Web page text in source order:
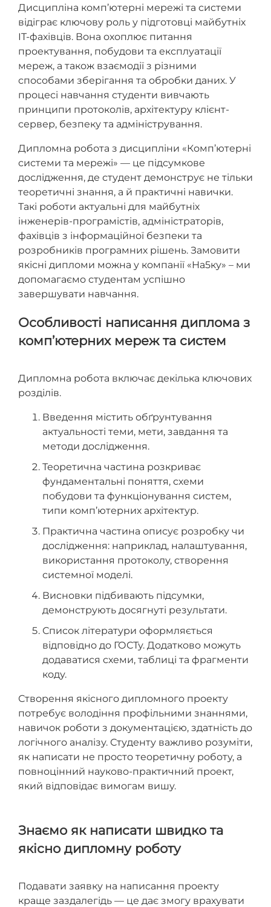
Дисципліна комп’ютерні мережі та системи
відіграє ключову роль у підготовці майбутніх
IT-фахівців. Вона охоплює питання
проектування, побудови та експлуатації
мереж, а також взаємодії з різними
способами зберігання та обробки даних. У
процесі навчання студенти вивчають
принципи протоколів, архітектуру клієнт-
сервер, безпеку та адміністрування.
Дипломна робота з дисципліни «Комп’ютерні
системи та мережі» — це підсумкове
дослідження, де студент демонструє не тільки
теоретичні знання, а й практичні навички.
Такі роботи актуальні для майбутніх
інженерів-програмістів, адміністраторів,
фахівців з інформаційної безпеки та
розробників програмних рішень. Замовити
якісні дипломи можна у компанії «На5ку» – ми
допомагаємо студентам успішно
завершувати навчання.
Особливості написання диплома з
комп’ютерних мереж та систем
Дипломна робота включає декілька ключових
розділів.
Введення містить обґрунтування
актуальності теми, мети, завдання та
методи дослідження.
Теоретична частина розкриває
фундаментальні поняття, схеми
побудови та функціонування систем,
типи комп’ютерних архітектур.
Практична частина описує розробку чи
дослідження: наприклад, налаштування,
використання протоколу, створення
системної моделі.
Висновки підбивають підсумки,
демонструють досягнуті результати.
Список літератури оформляється
відповідно до ГОСТу. Додатково можуть
додаватися схеми, таблиці та фрагменти
коду.
Створення якісного дипломного проекту
потребує володіння профільними знаннями,
навичок роботи з документацією, здатність до
логічного аналізу. Студенту важливо розуміти,
як написати не просто теоретичну роботу, а
повноцінний науково-практичний проект,
який відповідає вимогам вишу.
Знаємо як написати швидко та
якісно дипломну роботу
Подавати заявку на написання проекту
краще заздалегідь — це дає змогу врахувати